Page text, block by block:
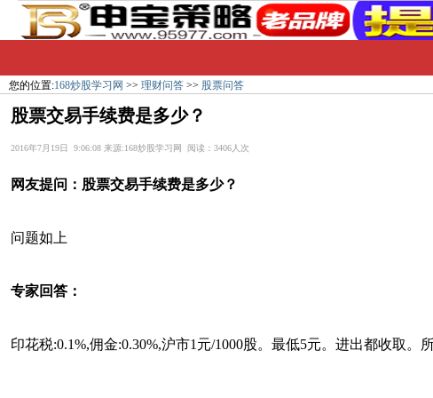
您的位置:168炒股学习网 >> 理财问答 >> 股票问答
股票交易手续费是多少？
2016年7月19日 9:06:08 来源:168炒股学习网 阅读：3406人次
网友提问： 股票交易手续费是多少？
问题如上
专家回答：
印花税:0.1%,佣金:0.30%,沪市1元/1000股。最低5元。进出都收取